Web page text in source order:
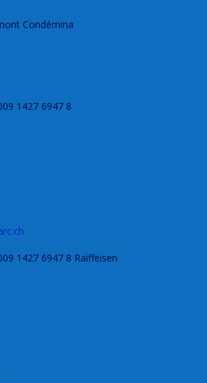
Condémina
1427 6947 8
1427 6947 8 Raiffeisen